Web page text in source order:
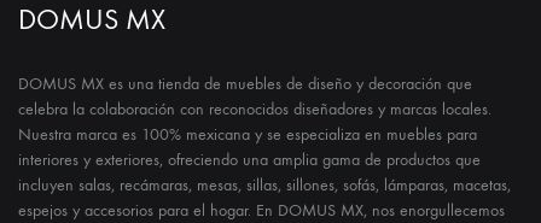
DOMUS MX
DOMUS MX es una tienda de muebles de diseño y decoración que
celebra la colaboración con reconocidos diseñadores y marcas locales.
Nuestra marca es 100% mexicana y se especializa en muebles para
interiores y exteriores, ofreciendo una amplia gama de productos que
incluyen salas, recámaras, mesas, sillas, sillones, sofás, lámparas, macetas,
espejos y accesorios para el hogar. En DOMUS MX, nos enorgullecemos